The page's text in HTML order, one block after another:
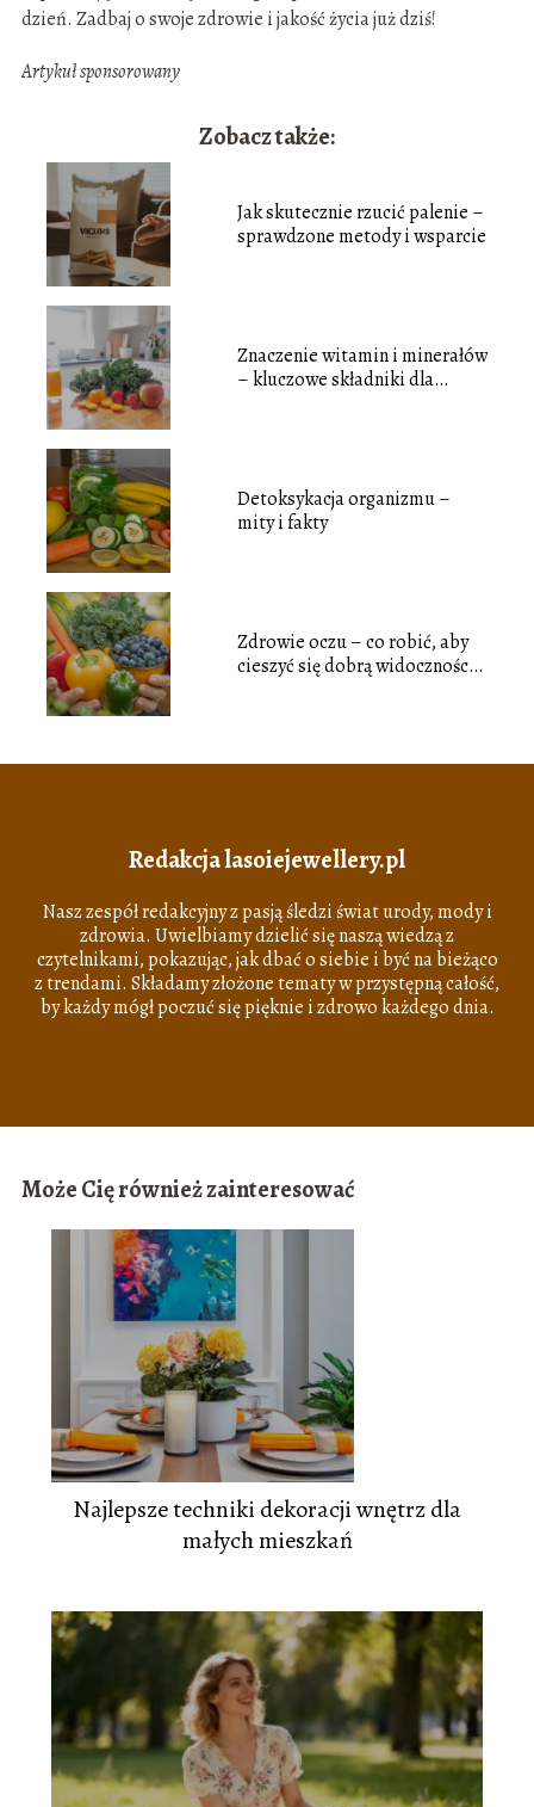
dzień. Zadbaj o swoje zdrowie i jakość życia już dziś!
Artykuł sponsorowany
Zobacz także:
Jak skutecznie rzucić palenie –
sprawdzone metody i wsparcie
Znaczenie witamin i minerałów
– kluczowe składniki dla
Detoksykacja organizmu –
mity i fakty
Zdrowie oczu – co robić, aby
cieszyć się dobrą widocznością
Redakcja lasoiejewellery.pl
Nasz zespół redakcyjny z pasją śledzi świat urody, mody i
zdrowia. Uwielbiamy dzielić się naszą wiedzą z
czytelnikami, pokazując, jak dbać o siebie i być na bieżąco
z trendami. Składamy złożone tematy w przystępną całość,
by każdy mógł poczuć się pięknie i zdrowo każdego dnia.
Może Cię również zainteresować
Najlepsze techniki dekoracji wnętrz dla
małych mieszkań